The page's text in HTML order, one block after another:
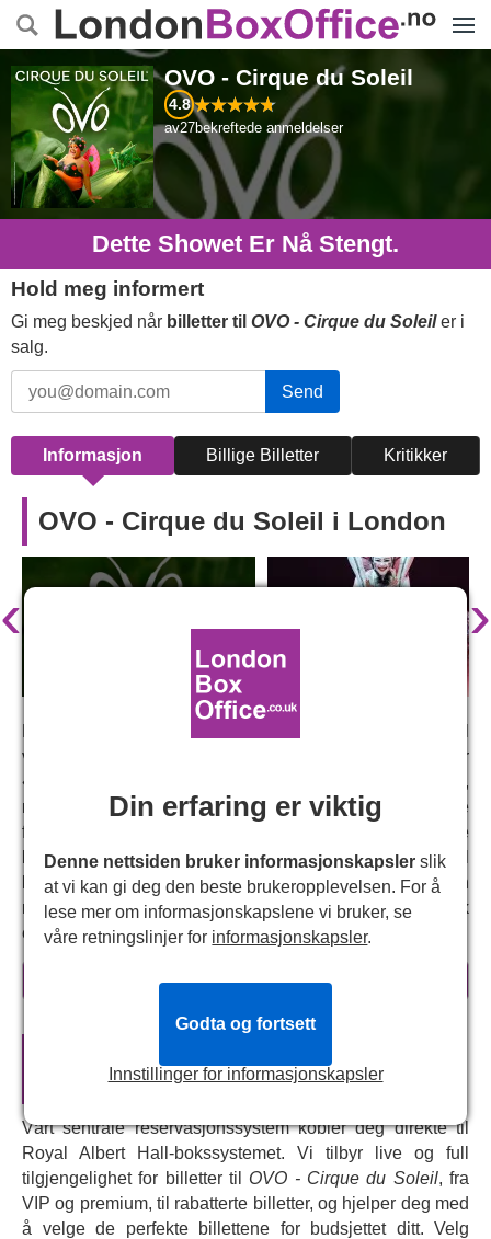
OVO - Cirque du Soleil
4.8
av27bekreftede anmeldelser
Dette Showet Er Nå Stengt.
Hold meg informert
Gi meg beskjed når billetter til OVO - Cirque du Soleiler i
salg.
Send
Informasjon Billige Billetter Kritikker
OVO - Cirque du Soleil i London
‹ ›
vender tilbake til Royal Albert Hall. OVO, som betyr
«egg» på portugisisk, bringer til live en verden av sirisser,
maur, sommerfugler, edderkopper og biller, som alle
fremfører spennende akrobatikk, med blendende
kostymer, engasjerende iscenesettelse, briljant original
koreografi og en hjertevarmende historie om kjærligheten
mellom en flue og en marihøne og dukken av et mystisk
egg.
I ekte Cirque du Soleil-stil har dette showet som mål å
forbløffe og inspirere, fylt med numre som trampoliner,
kontorsjonglering, matsjonglering, slackwire og luftsilke –
fargerike blomsterbakgrunnsbildet og den 19 meter lange
fantastiske og magiske verdenen. Kreativ iscenesettelse
og smart historiefortelling forenes i dette dristige og
strålende showet, med 53 akrobater og musikere fra 25
land, og som vant hjerter da det først hadde premiere i
2009.
les mer
Offisielle teaterbilletter til OVO -
Cirque du Soleil
Vårt sentrale reservasjonssystem kobler deg direkte til
Royal Albert Hall-bokssystemet. Vi tilbyr live og full
tilgjengelighet for billetter til OVO - Cirque du Soleil, fra
VIP og premium, til rabatterte billetter, og hjelper deg med
å velge de perfekte billettene for budsjettet ditt. Velg
Din erfaring er viktig
Denne nettsiden bruker informasjonskapsler slik
at vi kan gi deg den beste brukeropplevelsen. For å
lese mer om informasjonskapslene vi bruker, se
våre retningslinjer for informasjonskapsler.
Innstillinger for informasjonskapsler
Godta og fortsett